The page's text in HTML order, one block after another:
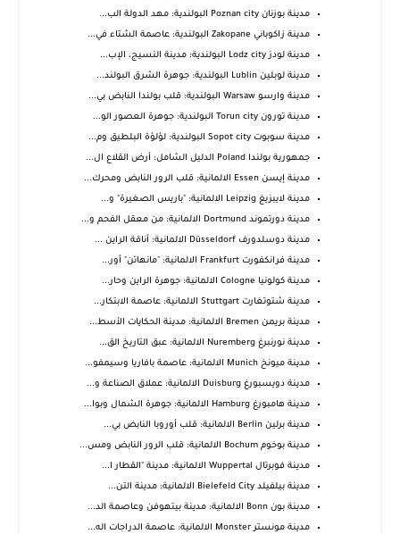
مدينة بوزنان Poznan city البولندية: مهد الدولة الب...
مدينة زاكوباني Zakopane البولندية: عاصمة الشتاء في...
مدينة لودز Lodz city البولندية: مدينة النسيج، الإب...
مدينة لوبلين Lublin البولندية: جوهرة الشرق البولند...
مدينة وارسو Warsaw البولندية: قلب بولندا النابض بي...
مدينة تورون Torun city البولندية: جوهرة العصور الو...
مدينة سوبوت Sopot city البولندية: لؤلؤة البلطيق وم...
جمهورية بولندا Poland الدليل الشامل: أرض القلاع ال...
مدينة إيسن Essen الالمانية: قلب الرور النابض ومحرك...
مدينة لايبزيغ Leipzig الالمانية: "باريس الصغيرة" و...
مدينة دورتموند Dortmund الالمانية: من معقل الفحم و...
مدينة دوسلدورف Düsseldorf الالمانية: أناقة الراين ...
مدينة فرانكفورت Frankfurt الالمانية: "مانهاتن" أور...
مدينة كولونيا Cologne الالمانية: جوهرة الراين وحار...
مدينة شتوتغارت Stuttgart الالمانية: عاصمة الابتكار...
مدينة بريمن Bremen الالمانية: مدينة الحكايات الأسط...
مدينة نورنبرغ Nuremberg الالمانية: عبق التاريخ الق...
مدينة ميونخ Munich الالمانية: عاصمة بافاريا وسيمفو...
مدينة دويسبورغ Duisburg الالمانية: عملاق الصناعة و...
مدينة هامبورغ Hamburg الالمانية: جوهرة الشمال وبوا...
مدينة برلين Berlin الالمانية: قلب أوروبا النابض بي...
مدينة بوخوم Bochum الالمانية: قلب الرور النابض ومس...
مدينة فوبرتال Wuppertal الالمانية: مدينة "القطار ا...
مدينة بيلفيلد Bielefeld City الالمانية: مدينة التن...
مدينة بون Bonn الالمانية: مدينة بيتهوفن وعاصمة الد...
مدينة مونستر Monster الالمانية: عاصمة الدراجات اله...